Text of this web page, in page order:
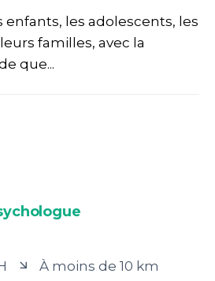
enfants, les adolescents, les
familles, avec la
que...
À moins de 10 km